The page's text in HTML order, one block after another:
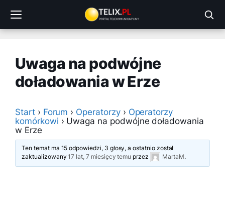
treści
Uwaga na podwójne
doładowania w Erze
Start › Forum › Operatorzy › Operatorzy
komórkowi › Uwaga na podwójne doładowania
w Erze
Ten temat ma 15 odpowiedzi, 3 głosy, a ostatnio został
zaktualizowany17 lat, 7 miesięcy temu przez MartaM.